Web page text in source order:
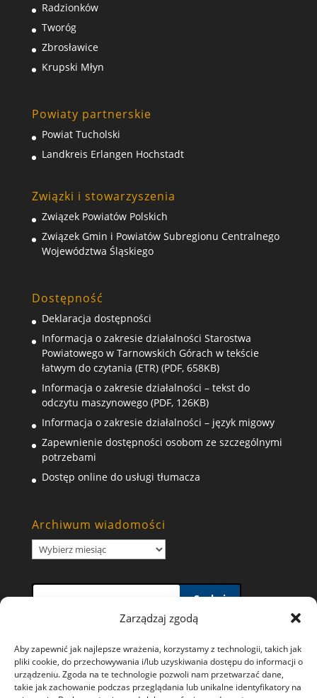
Zarządzaj zgodą
Aby zapewnić jak najlepsze wrażenia, korzystamy z technologii, takich jak
pliki cookie, do przechowywania i/lub uzyskiwania dostępu do informacji o
urządzeniu. Zgoda na te technologie pozwoli nam przetwarzać dane,
takie jak zachowanie podczas przeglądania lub unikalne identyfikatory na
Radzionków
Tworóg
Zbrosławice
Krupski Młyn
Powiaty partnerskie
Powiat Tucholski
Landkreis Erlangen Hochstadt
Związki i stowarzyszenia
Związek Powiatów Polskich
Związek Gmin i Powiatów Subregionu Centralnego
Województwa Śląskiego
Dostępność
Deklaracja dostępności
Informacja o zakresie działalności Starostwa
Powiatowego w Tarnowskich Górach w tekście
łatwym do czytania (ETR) (PDF, 658KB)
Informacja o zakresie działalności – tekst do
odczytu maszynowego (PDF, 126KB)
Informacja o zakresie działalności – język migowy
Zapewnienie dostępności osobom ze szczególnymi
potrzebami
Dostęp online do usługi tłumacza
Archiwum wiadomości
Archiwum
Szukaj
Polityka prywatności i wykorzystywania plików